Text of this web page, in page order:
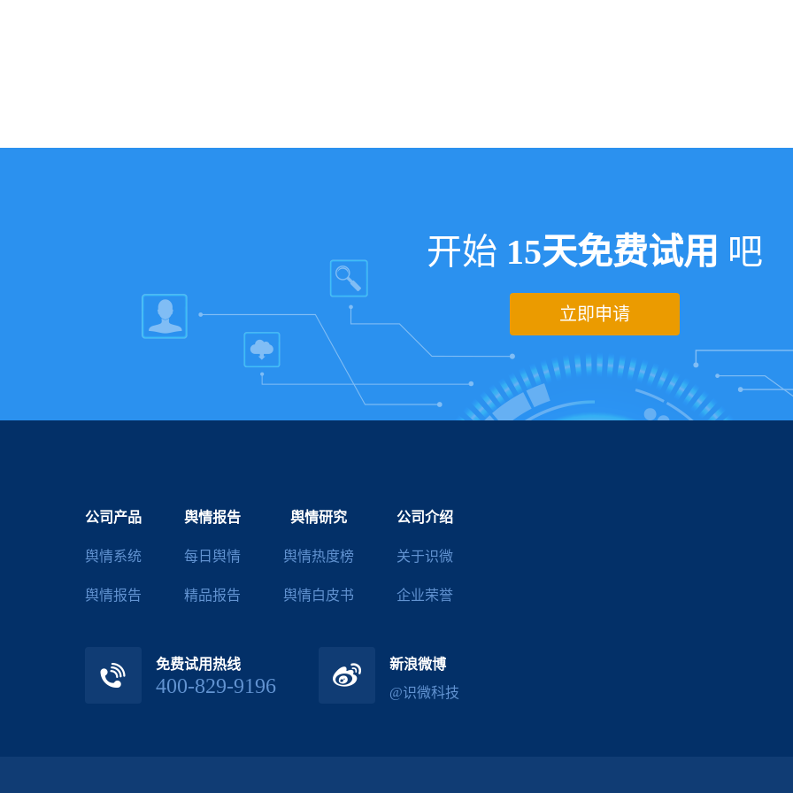
开始 15天免费试用 吧
立即申请
公司产品
舆情系统
舆情报告
舆情报告
每日舆情
精品报告
舆情研究
舆情热度榜
舆情白皮书
公司介绍
关于识微
企业荣誉
免费试用热线
400-829-9196
新浪微博
@识微科技